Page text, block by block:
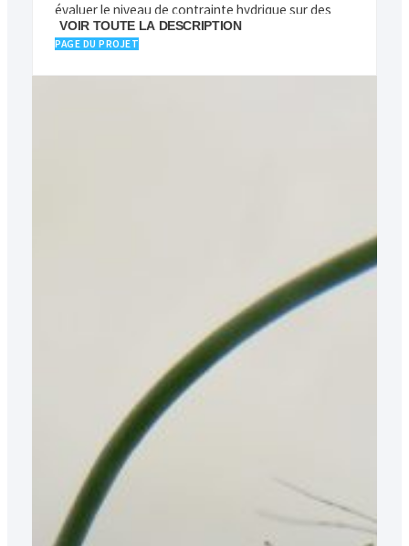
évaluer le niveau de contrainte hydrique sur des
parcelles viticoles
VOIR TOUTE LA DESCRIPTION
PAGE DU PROJET